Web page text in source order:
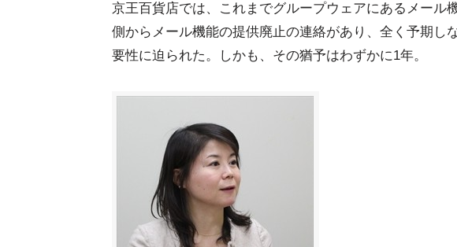
京王百貨店では、これまでグループウェアにあるメール
側からメール機能の提供廃止の連絡があり、全く予期し
要性に迫られた。しかも、その猶予はわずかに1年。